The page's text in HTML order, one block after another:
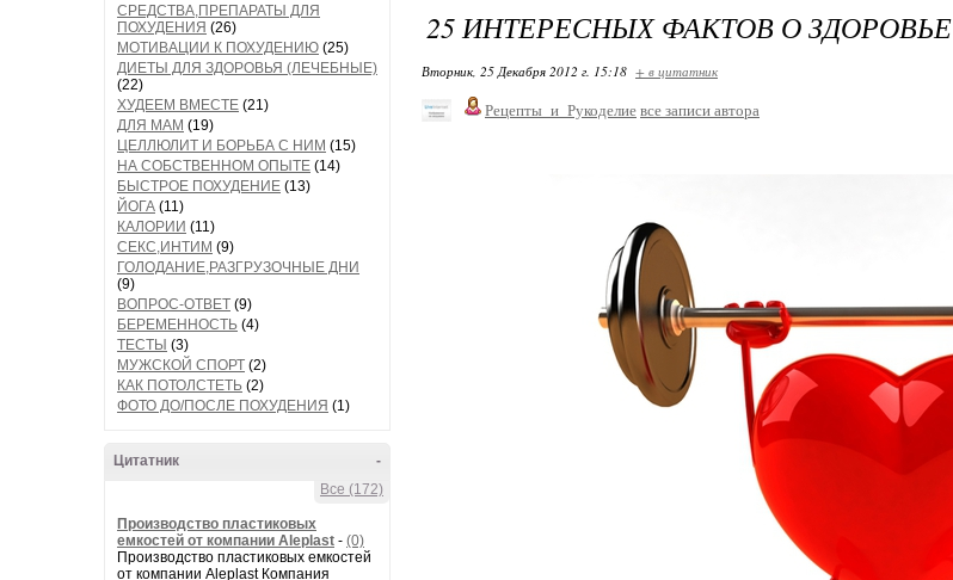
СРЕДСТВА,ПРЕПАРАТЫ ДЛЯ
ПОХУДЕНИЯ (26)
МОТИВАЦИИ К ПОХУДЕНИЮ (25)
ДИЕТЫ ДЛЯ ЗДОРОВЬЯ (ЛЕЧЕБНЫЕ)
(22)
ХУДЕЕМ ВМЕСТЕ (21)
ДЛЯ МАМ (19)
ЦЕЛЛЮЛИТ И БОРЬБА С НИМ (15)
НА СОБСТВЕННОМ ОПЫТЕ (14)
БЫСТРОЕ ПОХУДЕНИЕ (13)
ЙОГА (11)
КАЛОРИИ (11)
СЕКС,ИНТИМ (9)
ГОЛОДАНИЕ,РАЗГРУЗОЧНЫЕ ДНИ
(9)
ВОПРОС-ОТВЕТ (9)
БЕРЕМЕННОСТЬ (4)
ТЕСТЫ (3)
МУЖСКОЙ СПОРТ (2)
КАК ПОТОЛСТЕТЬ (2)
ФОТО ДО/ПОСЛЕ ПОХУДЕНИЯ (1)
-
Цитатник
Все (172)
Производство пластиковых
емкостей от компании Aleplast - (0)
Производство пластиковых емкостей
от компании Aleplast Компания
25 ИНТЕРЕСНЫХ ФАКТОВ О ЗДОРОВЬЕ
Вторник, 25 Декабря 2012 г. 15:18 + в цитатник
Рецепты_и_Рукоделие все записи автора